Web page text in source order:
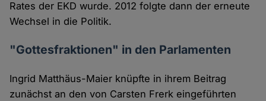
Rates der EKD wurde. 2012 folgte dann der erneute
Wechsel in die Politik.
"Gottesfraktionen" in den Parlamenten
Ingrid Matthäus-Maier knüpfte in ihrem Beitrag
zunächst an den von Carsten Frerk eingeführten